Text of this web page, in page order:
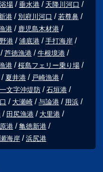
場 垂水港
天降川河口
港 別府川河口
若尊鼻
港
鹿児島木材港
港 浦底港
手打海岸
芦徳漁港
牛根境港
港
桜島フェリー乗り場
夏井港
戸崎漁港
文字沖堤防
石垣港
大瀬崎 与論港
用浜
田尻漁港
大里港
港
亀徳新港
海岸 浜尻港